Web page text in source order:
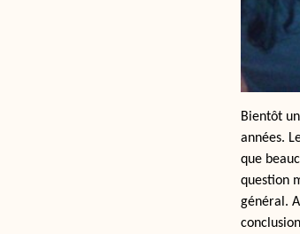
Bientôt
années.
que
question
général.